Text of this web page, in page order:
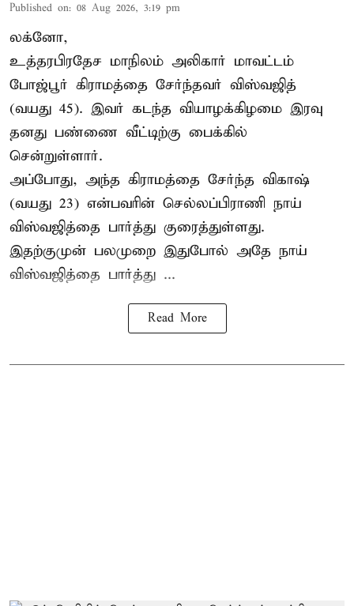
Published on: 08 Aug 2026, 3:19 pm
லக்னோ,
உத்தரபிரதேச மாநிலம் அலிகார் மாவட்டம்
போஜ்பூர் கிராமத்தை சேர்ந்தவர் விஸ்வஜித்
(வயது 45). இவர் கடந்த வியாழக்கிழமை இரவு
தனது பண்ணை வீட்டிற்கு பைக்கில்
சென்றுள்ளார்.
அப்போது, அந்த கிராமத்தை சேர்ந்த விகாஷ்
(வயது 23) என்பவரின் செல்லப்பிராணி நாய்
விஸ்வஜித்தை பார்த்து குரைத்துள்ளது.
இதற்குமுன் பலமுறை இதுபோல் அதே நாய்
விஸ்வஜித்தை பார்த்து ...
Read More